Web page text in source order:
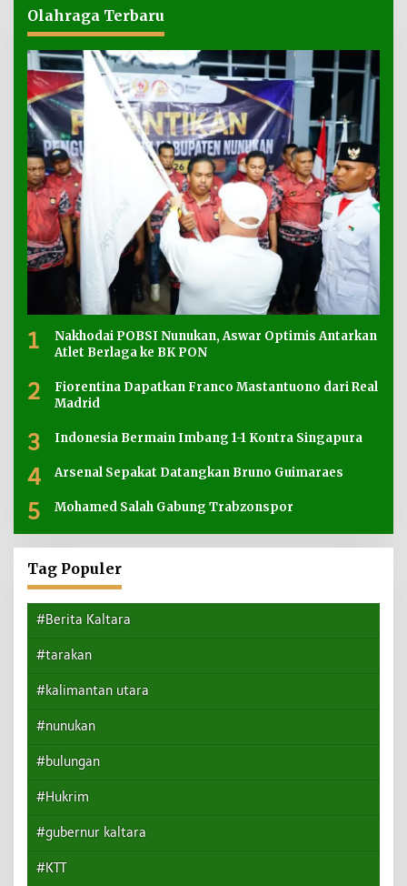
Olahraga Terbaru
1
Nakhodai POBSI Nunukan, Aswar Optimis Antarkan
Atlet Berlaga ke BK PON
2
Fiorentina Dapatkan Franco Mastantuono dari Real
Madrid
3 Indonesia Bermain Imbang 1-1 Kontra Singapura
4 Arsenal Sepakat Datangkan Bruno Guimaraes
5 Mohamed Salah Gabung Trabzonspor
Tag Populer
#Berita Kaltara
#tarakan
#kalimantan utara
#nunukan
#bulungan
#Hukrim
#gubernur kaltara
#KTT